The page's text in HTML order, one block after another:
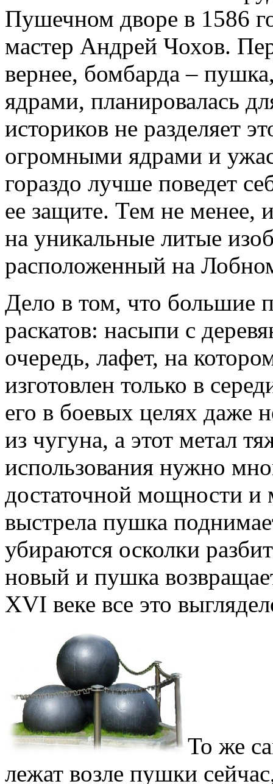
Пушечном дворе в 1586
мастер Андрей Чохов.
вернее, бомбарда –
ядрами, планировалась
историков не разделяет
огромными ядрами и
гораздо лучше поведет
ее защите. Тем не менее,
на уникальные литые
расположенный на
Дело в том, что большие
раскатов: насыпи с
очередь, лафет, на
изготовлен только в
его в боевых целях даже
из чугуна, а этот метал
использования нужно
достаточной мощности
выстрела пушка
убираются осколки
новый и пушка
XVI веке все это
То же
лежат возле пушки